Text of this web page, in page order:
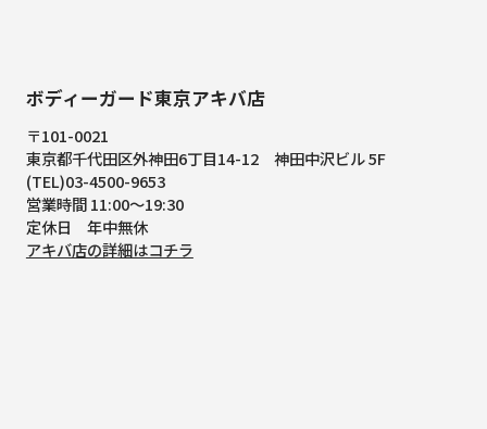
ボディーガード東京アキバ店
〒101-0021
東京都千代田区外神田6丁目14-12 神田中沢ビル 5F
(TEL)03-4500-9653
営業時間 11:00～19:30
定休日 年中無休
アキバ店の詳細はコチラ